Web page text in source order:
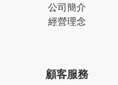
公司簡介
經營理念
顧客服務